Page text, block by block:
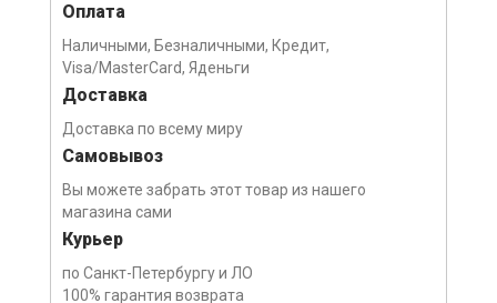
Оплата
Наличными, Безналичными, Кредит,
Visa/MasterCard, Яденьги
Доставка
Доставка по всему миру
Самовывоз
Вы можете забрать этот товар из нашего
магазина сами
Курьер
по Санкт-Петербургу и ЛО
100% гарантия возврата